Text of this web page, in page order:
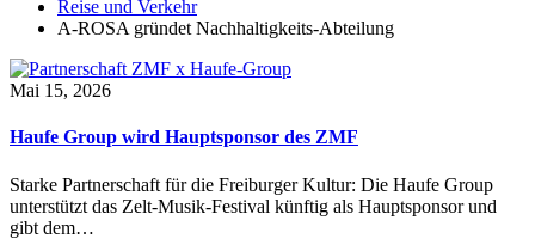
Reise und Verkehr
A-ROSA gründet Nachhaltigkeits-Abteilung
Mai 15, 2026
Haufe Group wird Hauptsponsor des ZMF
Starke Partnerschaft für die Freiburger Kultur: Die Haufe Group
unterstützt das Zelt-Musik-Festival künftig als Hauptsponsor und
gibt dem…